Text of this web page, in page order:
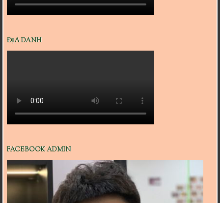
ĐỊA DANH
FACEBOOK ADMIN